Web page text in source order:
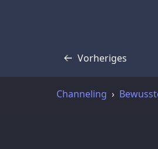
Vorheriges
Transkript
Channeling